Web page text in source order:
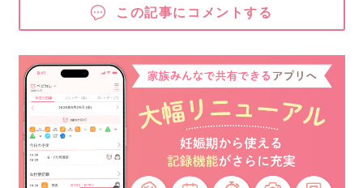
この記事にコメントする